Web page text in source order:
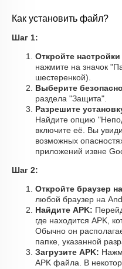
Как установить файл?
Шаг 1:
Откройте
нажмите на значок
шестеренкой).
Выберите
раздела "Защита".
Разрешите
Найдите опцию
включите её. Вы
возможных
приложений извне
Шаг 2:
Откройте браузер
любой браузер на
Найдите APK:
где находится APK,
Обычно он
папке, указанной
Загрузите APK:
APK файла. В